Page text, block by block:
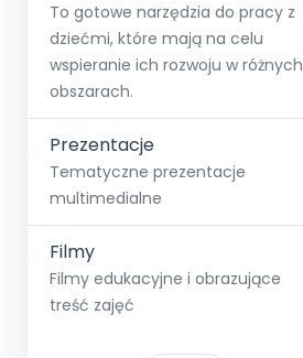
To gotowe narzędzia do pracy z
dziećmi, które mają na celu
wspieranie ich rozwoju w różnych
obszarach.
Prezentacje
Tematyczne prezentacje
multimedialne
Filmy
Filmy edukacyjne i obrazujące
treść zajęć